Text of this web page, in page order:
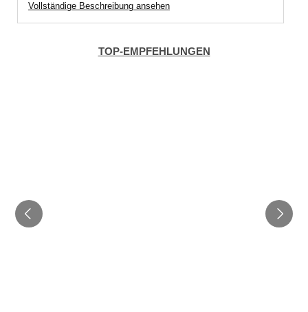
Vollständige Beschreibung ansehen
TOP-EMPFEHLUNGEN